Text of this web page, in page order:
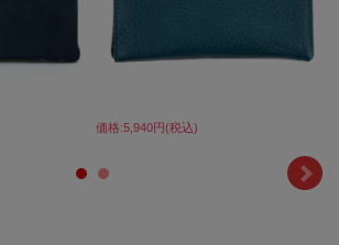
価格:5,940円(税込)